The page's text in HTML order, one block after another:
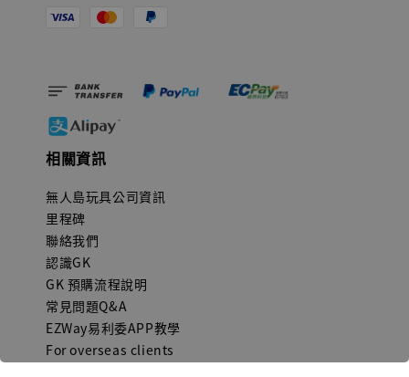
相關資訊
無人島玩具公司資訊
里程碑
聯絡我們
認識GK
GK 預購流程說明
常見問題Q&A
EZWay易利委APP教學
For overseas clients